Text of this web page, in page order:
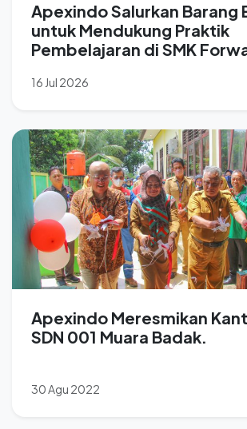
Apexindo Salurkan Barang
untuk Mendukung Praktik
Pembelajaran di SMK
16 Jul 2026
Apexindo Meresmikan
SDN 001 Muara Badak.
30 Agu 2022